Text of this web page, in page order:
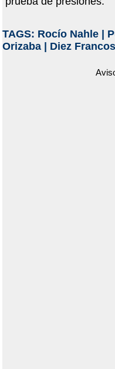
TAGS: Rocío Nahle|
Orizaba| Diez Francos